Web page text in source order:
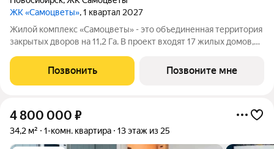
ЖК «Самоцветы», 1 квартал 2027
Жилой комплекс «Самоцветы» - это объединенная территория
закрытых дворов на 11,2 Га. В проект входят 17 жилых домов,
гаражный бокс. Жилой комплекс «Самоцветы» это уникальный
подход
Позвонить Позвоните мне
4 800 000 ₽
34,2 м² 1-комн. квартира 13 этаж из 25